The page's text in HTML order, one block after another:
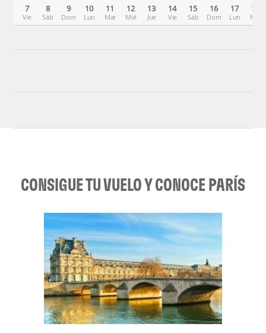
7
Vie
8
Sáb
9
Dom
10
Lun
11
Mar
12
Mié
13
Jue
14
Vie
15
Sáb
16
Dom
17
Lun
18
Mar
CONSIGUE TU VUELO Y CONOCE PARÍS